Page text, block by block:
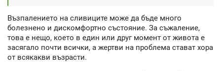
Възпалението на сливиците може да бъде много
болезнено и дискомфортно състояние. За съжаление,
това е нещо, което в един или друг момент от живота е
засягало почти всички, а жертви на проблема стават хора
от всякакви възрасти.